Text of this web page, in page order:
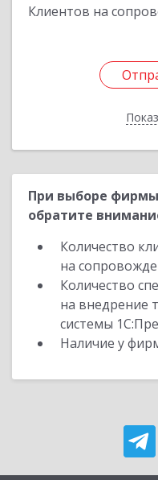
Клиентов на
При выборе
обратите
Количество
на
Количество
на внедрение
системы
Наличие у